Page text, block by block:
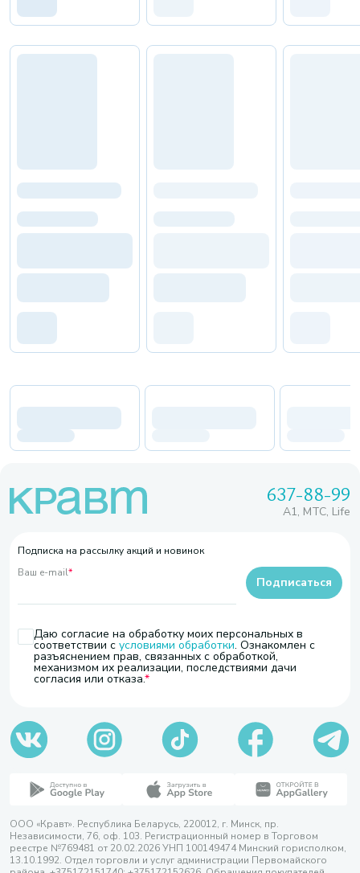
637-88-99
A1, МТС, Life
Подписка на рассылку акций и новинок
Ваш e-mail*
Даю согласие на обработку моих персональных в
соответствии с условиями обработки. Ознакомлен с
разъяснением прав, связанных с обработкой,
механизмом их реализации, последствиями дачи
согласия или отказа.
Подписаться
ООО «Кравт». Республика Беларусь, 220012, г. Минск, пр.
Независимости, 76, оф. 103. Регистрационный номер в Торговом
реестре №769481 от 20.02.2026 УНП 100149474 Минский горисполком,
13.10.1992. Отдел торговли и услуг администрации Первомайского